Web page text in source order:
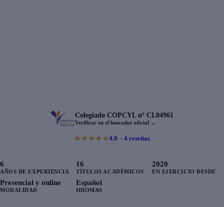
Colegiado COPCYLnº CL04961
Verificar en el buscador oficial →
★★★★★4.8 · 4 reseñas
6
AÑOS DE EXPERIENCIA
16
TÍTULOS ACADÉMICOS
2020
EN EJERCICIO DESDE
Presencial y online
MODALIDAD
Español
IDIOMAS